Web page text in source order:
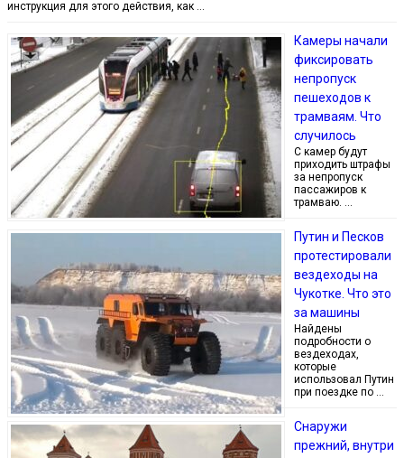
инструкция для этого действия, как …
Камеры начали
фиксировать
непропуск
пешеходов к
трамваям. Что
случилось
С камер будут
приходить штрафы
за непропуск
пассажиров к
трамваю. …
Путин и Песков
протестировали
вездеходы на
Чукотке. Что это
за машины
Найдены
подробности о
вездеходах,
которые
использовал Путин
при поездке по …
Снаружи
прежний, внутри